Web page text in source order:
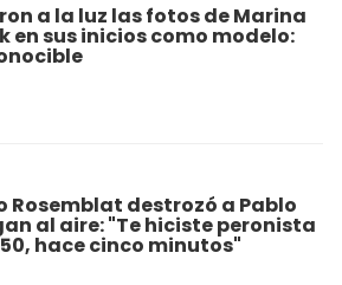
a la luz las fotos de Marina
en sus inicios como modelo:
Rosemblat destrozó a Pablo
al aire: "Te hiciste peronista
hace cinco minutos"